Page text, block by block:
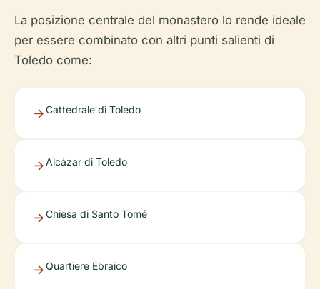
La posizione centrale del monastero lo rende ideale
per essere combinato con altri punti salienti di
Toledo come:
Cattedrale di Toledo
Alcázar di Toledo
Chiesa di Santo Tomé
Quartiere Ebraico